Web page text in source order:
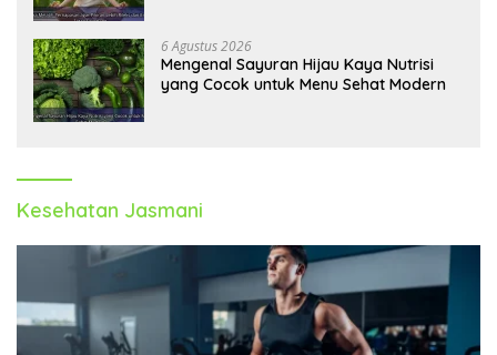
6 Agustus 2026
Mengenal Sayuran Hijau Kaya Nutrisi
yang Cocok untuk Menu Sehat Modern
Kesehatan Jasmani